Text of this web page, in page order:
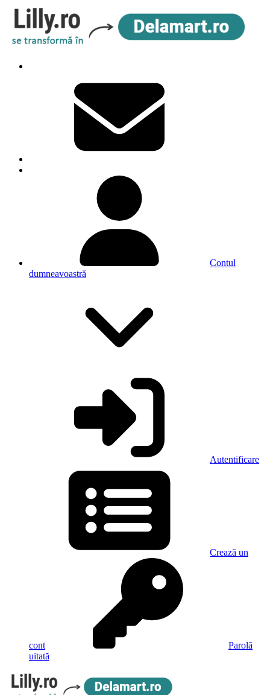
Contul
dumneavoastră
Autentificare
Crează un
cont
Parolă
uitată